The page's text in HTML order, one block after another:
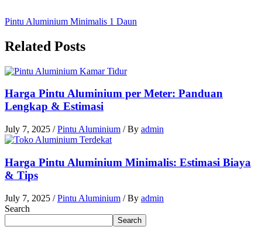
Pintu Aluminium Minimalis 1 Daun
Related Posts
Harga Pintu Aluminium per Meter: Panduan
Lengkap & Estimasi
July 7, 2025 /Pintu Aluminium / By admin
Harga Pintu Aluminium Minimalis: Estimasi Biaya
& Tips
July 7, 2025 /Pintu Aluminium / By admin
Search
Search